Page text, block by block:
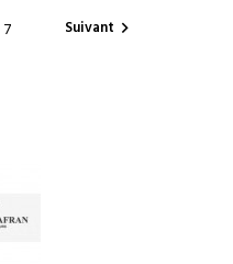
7 Suivant 